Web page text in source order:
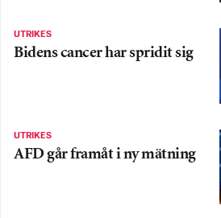
UTRIKES
Bidens cancer har spridit sig
UTRIKES
AFD går framåt i ny mätning